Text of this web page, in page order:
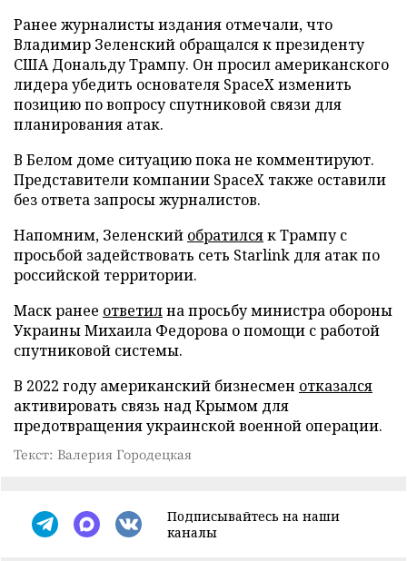
Ранее журналисты издания отмечали, что
Владимир Зеленский обращался к президенту
США Дональду Трампу. Он просил американского
лидера убедить основателя SpaceX изменить
позицию по вопросу спутниковой связи для
планирования атак.
В Белом доме ситуацию пока не комментируют.
Представители компании SpaceX также оставили
без ответа запросы журналистов.
Напомним, Зеленский обратилсяк Трампу с
просьбой задействовать сеть Starlink для атак по
российской территории.
Маск ранее ответилна просьбу министра обороны
Украины Михаила Федорова о помощи с работой
спутниковой системы.
В 2022 году американский бизнесмен отказался
активировать связь над Крымом для
предотвращения украинской военной операции.
Текст: Валерия Городецкая
Подписывайтесь на наши
каналы